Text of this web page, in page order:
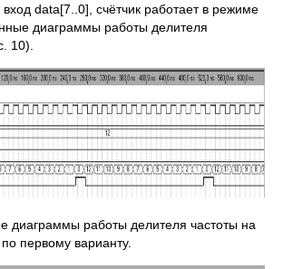
вход data[7..0], счётчик работает в режиме
диаграммы работы делителя
10).
диаграммы работы делителя частоты на
первому варианту.